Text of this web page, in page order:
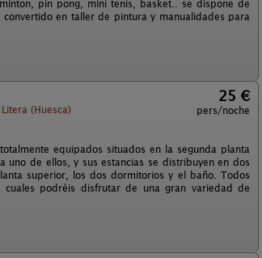
pin pong, mini tenis, basket.. se dispone de
en taller de pintura y manualidades para
(Huesca)
25 €
pers/noche
equipados situados en la segunda planta
uno de ellos, y sus estancias se distribuyen en dos
superior, los dos dormitorios y el baño. Todos
podréis disfrutar de una gran variedad de